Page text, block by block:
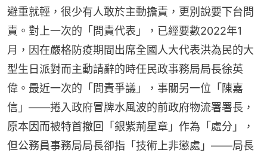
避重就輕，很少有人敢於主動擔責，更別說要下台問
責。對上一次的「問責代表」，已經要數2022年1
月，因在嚴格防疫期間出席全國人大代表洪為民的大
型生日派對而主動請辭的時任民政事務局局長徐英
偉。最近一次的「問責爭議」，事關另一位「陳嘉
信」——捲入政府冒牌水風波的前政府物流署署長，
原本因而被特首撤回「銀紫荊星章」作為「處分」，
但公務員事務局局長卻指「技術上非懲處」——局長